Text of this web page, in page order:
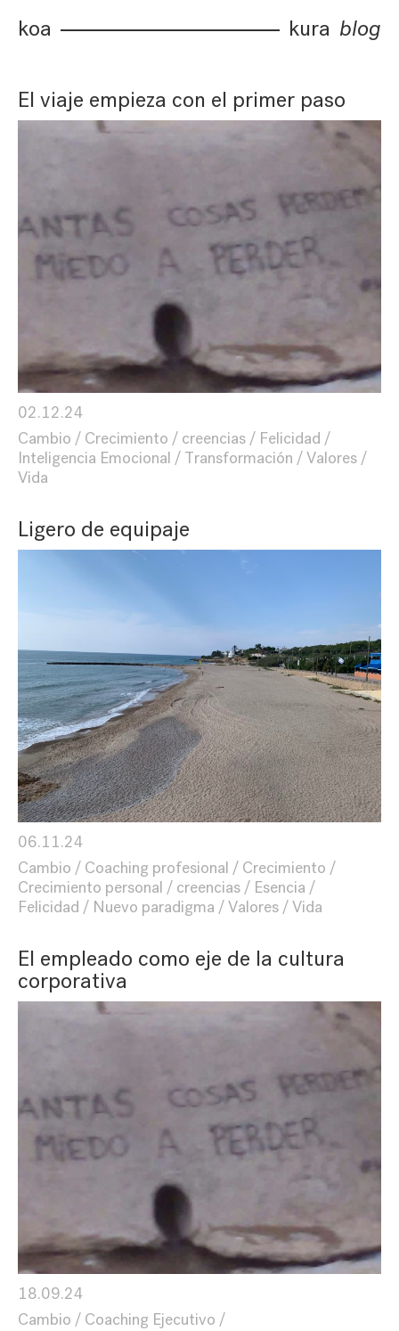
koa kura blog
El viaje empieza con el primer paso
02.12.24
Cambio
Crecimiento creencias
Felicidad
Inteligencia Emocional
Transformación
Valores
Vida
Ligero de equipaje
06.11.24
Cambio
Coaching profesional
Crecimiento
Crecimiento personal
creencias
Esencia
Felicidad
Nuevo paradigma Valores Vida
El empleado como eje de la cultura
corporativa
18.09.24
Cambio
Coaching Ejecutivo